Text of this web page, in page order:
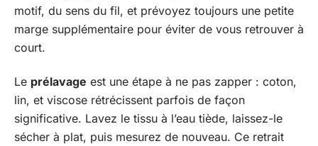
motif, du sens du fil, et prévoyez toujours une petite
marge supplémentaire pour éviter de vous retrouver à
court.
Le prélavage est une étape à ne pas zapper : coton,
lin, et viscose rétrécissent parfois de façon
significative. Lavez le tissu à l’eau tiède, laissez-le
sécher à plat, puis mesurez de nouveau. Ce retrait